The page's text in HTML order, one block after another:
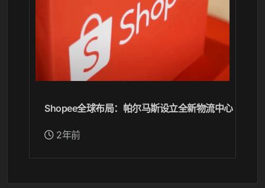
Shopee全球布局：帕尔马斯设立全新物流中心
2年前